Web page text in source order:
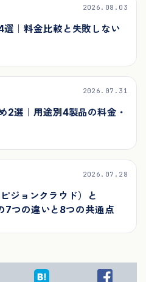
2026.08.03
｜料金比較と失敗しない
2026.07.31
2選｜用途別4製品の料金・
2026.07.28
ジョンクラウド）と
つの違いと8つの共通点